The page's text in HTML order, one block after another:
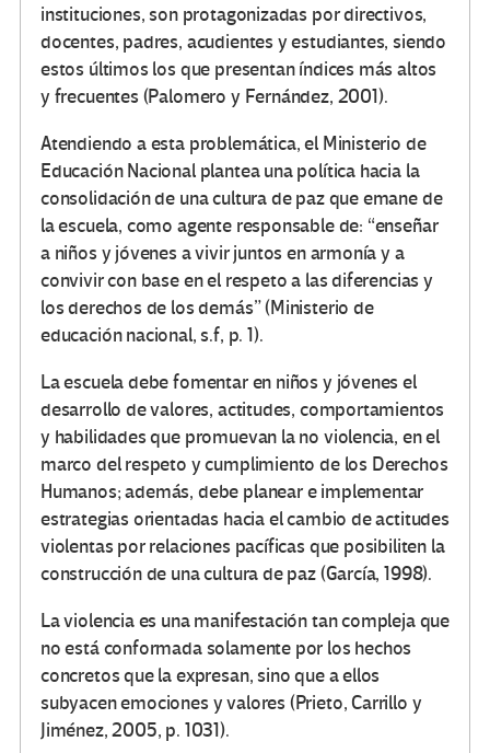
instituciones, son protagonizadas por directivos,
docentes, padres, acudientes y estudiantes, siendo
estos últimos los que presentan índices más altos
y frecuentes (Palomero y Fernández, 2001).
Atendiendo a esta problemática, el Ministerio de
Educación Nacional plantea una política hacia la
consolidación de una cultura de paz que emane de
la escuela, como agente responsable de: “enseñar
a niños y jóvenes a vivir juntos en armonía y a
convivir con base en el respeto a las diferencias y
los derechos de los demás” (Ministerio de
educación nacional, s.f, p. 1).
La escuela debe fomentar en niños y jóvenes el
desarrollo de valores, actitudes, comportamientos
y habilidades que promuevan la no violencia, en el
marco del respeto y cumplimiento de los Derechos
Humanos; además, debe planear e implementar
estrategias orientadas hacia el cambio de actitudes
violentas por relaciones pacíficas que posibiliten la
construcción de una cultura de paz (García, 1998).
La violencia es una manifestación tan compleja que
no está conformada solamente por los hechos
concretos que la expresan, sino que a ellos
subyacen emociones y valores (Prieto, Carrillo y
Jiménez, 2005, p. 1031).